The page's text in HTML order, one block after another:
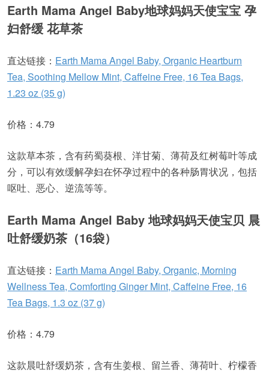
Earth Mama Angel Baby地球妈妈天使宝宝 孕
妇舒缓 花草茶
直达链接： Earth Mama Angel Baby, Organic Heartburn
Tea, Soothing Mellow Mint, Caffeine Free, 16 Tea Bags,
1.23 oz (35 g)
价格：4.79
这款草本茶，含有药蜀葵根、洋甘菊、薄荷及红树莓叶等成
分，可以有效缓解孕妇在怀孕过程中的各种肠胃状况，包括
呕吐、恶心、逆流等等。
Earth Mama Angel Baby 地球妈妈天使宝贝 晨
吐舒缓奶茶（16袋）
直达链接： Earth Mama Angel Baby, Organic, Morning
Wellness Tea, Comforting Ginger Mint, Caffeine Free, 16
Tea Bags, 1.3 oz (37 g)
价格：4.79
这款晨吐舒缓奶茶，含有生姜根、留兰香、薄荷叶、柠檬香